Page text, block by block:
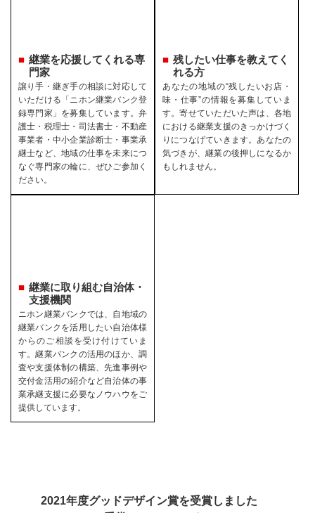
継業を応援してくれる専
門家
譲り手・継ぎ手の相談に対応して
いただける「ニホン継業バンク登
録専門家」を募集しています。弁
護士・税理士・司法書士・不動産
事業者・中小企業診断士・事業承
継士など、地域の仕事を未来につ
なぐ専門家の輪に、ぜひご参加く
ださい。
残したい仕事を教えてく
れる方
あなたの地域の“残したいお店・
味・仕事”の情報を募集していま
す。寄せていただいた声は、各地
における継業支援のきっかけづく
りにつなげていきます。あなたの
気づきが、継業の後押しになるか
もしれません。
継業に取り組む自治体・
支援機関
ニホン継業バンクでは、自地域の
継業バンクを活用したい自治体様
からのご相談を受け付けていま
す。継業バンクの活用のほか、調
査や支援体制の構築、先進事例や
交付金活用の紹介など自治体の事
業承継支援に必要なノウハウをご
提供しています。
2021年度グッドデザイン賞を受賞しました